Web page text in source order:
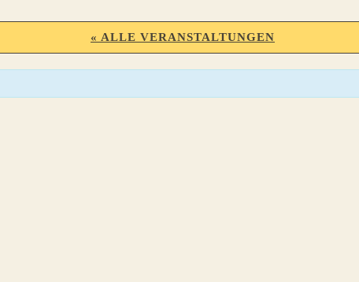
« ALLE VERANSTALTUNGEN